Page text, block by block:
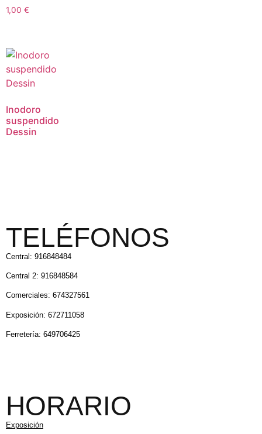
1,00 €
Inodoro
suspendido
Dessin
TELÉFONOS
Central: 916848484
Central 2: 916848584
Comerciales: 674327561
Exposición: 672711058
Ferretería: 649706425
HORARIO
Exposición